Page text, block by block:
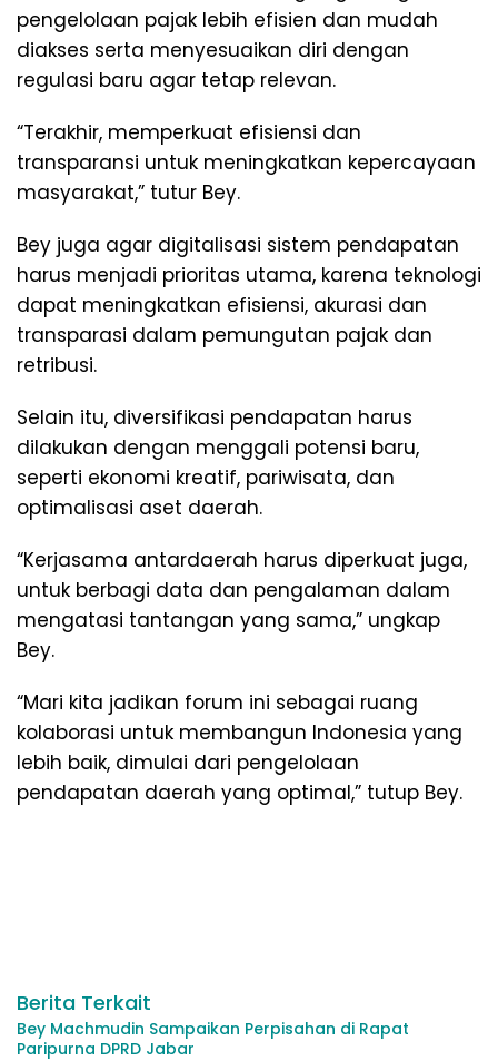
pengelolaan pajak lebih efisien dan mudah
diakses serta menyesuaikan diri dengan
regulasi baru agar tetap relevan.
“Terakhir, memperkuat efisiensi dan
transparansi untuk meningkatkan kepercayaan
masyarakat,” tutur Bey.
Bey juga agar digitalisasi sistem pendapatan
harus menjadi prioritas utama, karena teknologi
dapat meningkatkan efisiensi, akurasi dan
transparasi dalam pemungutan pajak dan
retribusi.
Selain itu, diversifikasi pendapatan harus
dilakukan dengan menggali potensi baru,
seperti ekonomi kreatif, pariwisata, dan
optimalisasi aset daerah.
“Kerjasama antardaerah harus diperkuat juga,
untuk berbagi data dan pengalaman dalam
mengatasi tantangan yang sama,” ungkap
Bey.
“Mari kita jadikan forum ini sebagai ruang
kolaborasi untuk membangun Indonesia yang
lebih baik, dimulai dari pengelolaan
pendapatan daerah yang optimal,” tutup Bey.
Berita Terkait
Bey Machmudin Sampaikan Perpisahan di Rapat
Paripurna DPRD Jabar